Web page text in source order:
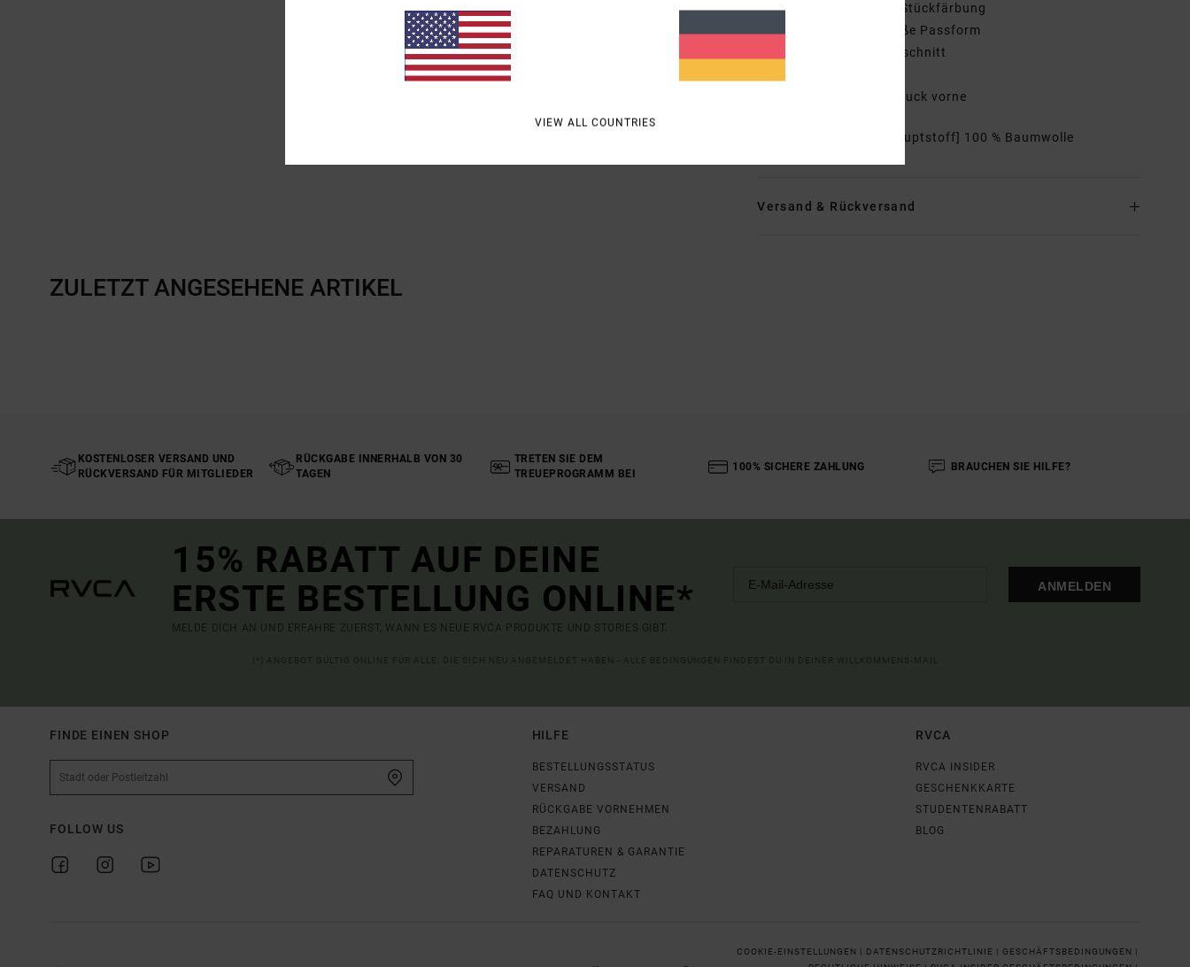
Färbung:
Pigment-Stückfärbung
Passform:
übergroße Passform
Rundhalsausschnitt
Grafik-Siebdruck vorne
[Hauptstoff] 100 % Baumwolle
Versand & Rückversand
ZULETZT ANGESEHENE ARTIKEL
KOSTENLOSER VERSAND UND
RÜCKVERSAND FÜR MITGLIEDER
RÜCKGABE INNERHALB VON 30
TAGEN
TRETEN SIE DEM
TREUEPROGRAMM BEI
100% SICHERE ZAHLUNG BRAUCHEN SIE HILFE?
15% RABATT AUF DEINE
ERSTE BESTELLUNG ONLINE*
MELDE DICH AN UND ERFAHRE ZUERST, WANN ES NEUE RVCA PRODUKTE UND STORIES GIBT.
ANMELDEN
FINDE EINEN SHOP
FOLLOW US
HILFE
BESTELLUNGSSTATUS
VERSAND
RÜCKGABE VORNEHMEN
BEZAHLUNG
REPARATUREN & GARANTIE
DATENSCHUTZ
FAQ UND KONTAKT
RVCA
RVCA INSIDER
GESCHENKKARTE
STUDENTENRABATT
BLOG
COOKIE-EINSTELLUNGEN | DATENSCHUTZRICHTLINIE | GESCHÄFTSBEDINGUNGEN |
VIEW ALL COUNTRIES